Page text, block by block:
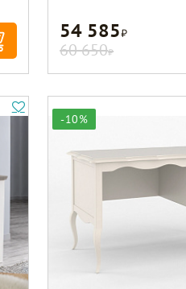
54 585Р
60 650Р
-10%